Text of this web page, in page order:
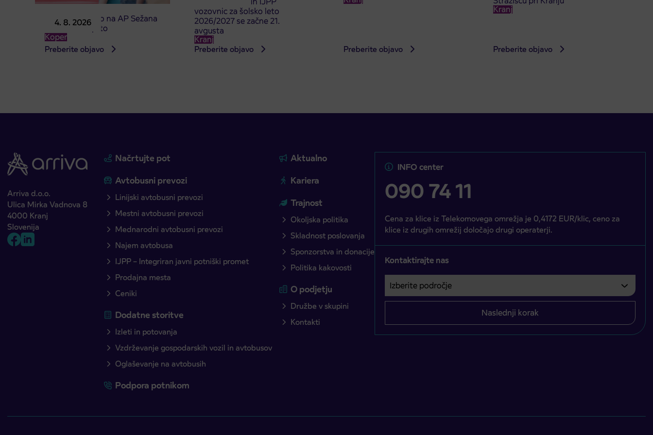
4. 8. 2026
Prodajno mesto na AP Sežana
4. 8. 2026 zaprto
Koper
Preberite objavo
vozovnic za šolsko leto
2026/2027 se začne 21.
avgusta
Kranj
Preberite objavo Preberite objavo
Kranj
Preberite objavo
Arriva d.o.o.
Ulica Mirka Vadnova 8
4000 Kranj
Slovenija
Načrtujte pot
Avtobusni prevozi
Linijski avtobusni prevozi
Mestni avtobusni prevozi
Mednarodni avtobusni prevozi
Najem avtobusa
IJPP – Integriran javni potniški promet
Prodajna mesta
Ceniki
Dodatne storitve
Izleti in potovanja
Vzdrževanje gospodarskih vozil in avtobusov
Oglaševanje na avtobusih
Podpora potnikom
Aktualno
Kariera
Trajnost
Okoljska politika
Skladnost poslovanja
Sponzorstva in donacije
Politika kakovosti
O podjetju
Družbe v skupini
Kontakti
INFO center
090 74 11
Cena za klice iz Telekomovega omrežja je 0,4172 EUR/klic, ceno za
klice iz drugih omrežij določajo drugi operaterji.
Kontaktirajte nas
Izberite področje
Področje je obvezno izbrati.
Naslednji korak